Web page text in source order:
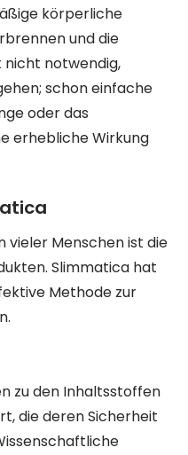
körperliche
und die
nicht notwendig,
schon einfache
oder das
erhebliche Wirkung
vieler Menschen ist die
Slimmatica hat
Methode zur
zu den Inhaltsstoffen
die deren Sicherheit